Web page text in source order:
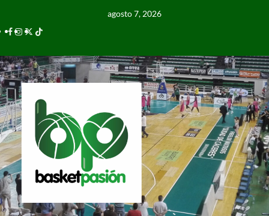
agosto 7, 2026